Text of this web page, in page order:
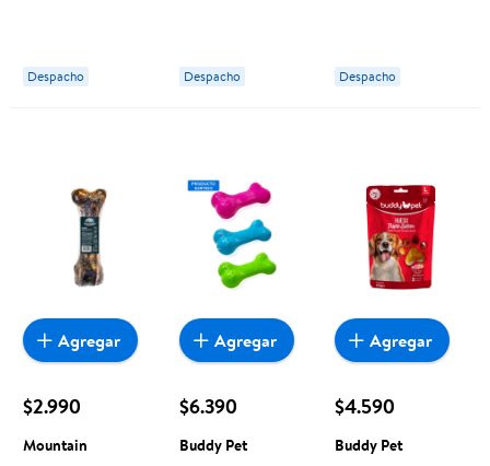
Despacho
Buddy Pet Pro
Despacho Despacho
$2.990
Mountain
Agregar
$6.390
Buddy Pet
Agregar
$4.590
Buddy Pet
Agregar